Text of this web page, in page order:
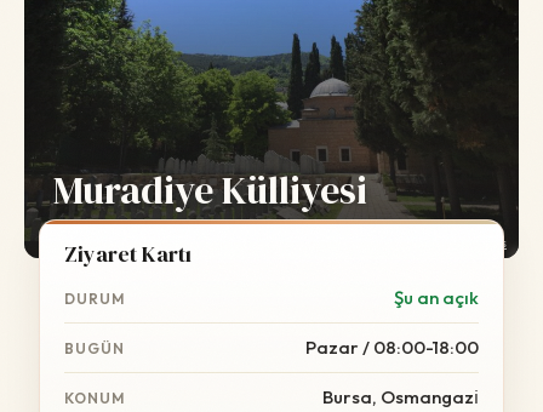
Muradiye Külliyesi
Wikimedia Commons
Ziyaret Kartı
DURUM Şu an açık
BUGÜN Pazar / 08:00-18:00
KONUM Bursa, Osmangazi̇